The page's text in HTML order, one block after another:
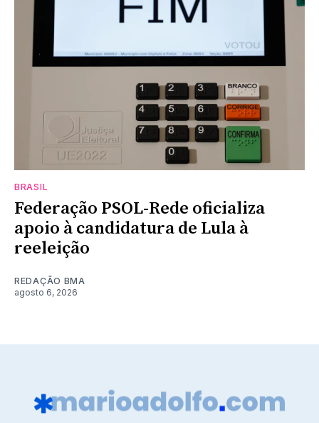
BRASIL
Federação PSOL-Rede oficializa
apoio à candidatura de Lula à
reeleição
REDAÇÃO BMA
agosto 6, 2026